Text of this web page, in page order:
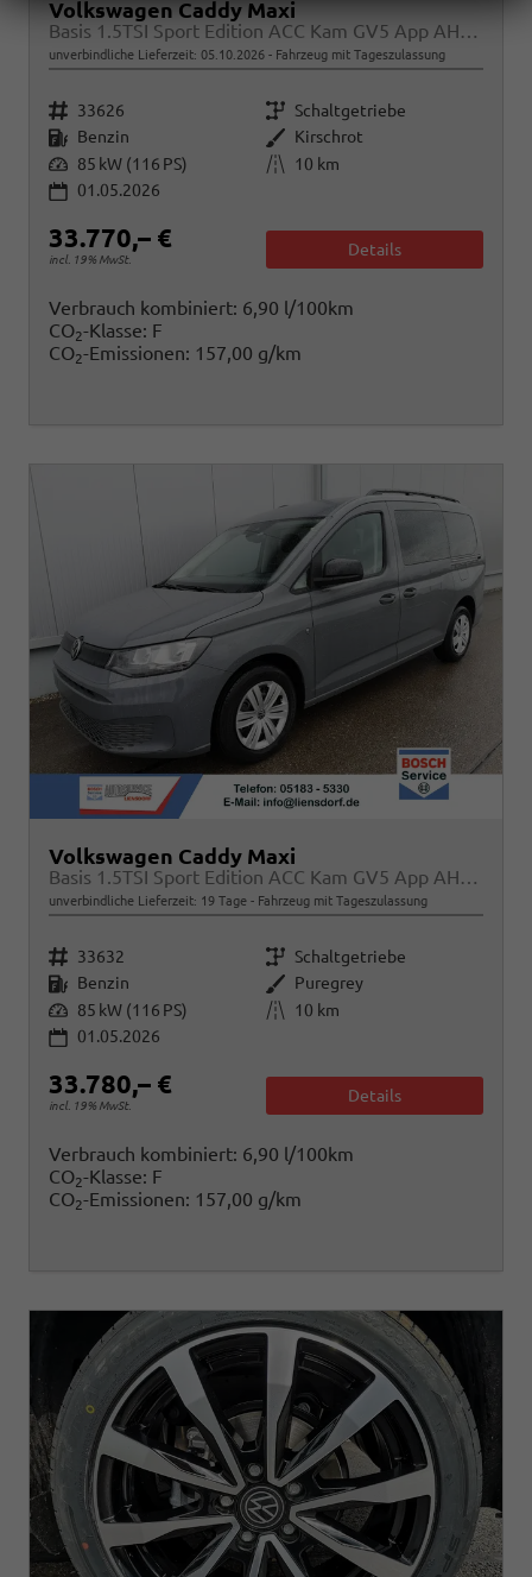
Volkswagen Caddy Maxi
Basis 1.5TSI Sport Edition ACC Kam GV5 App AHK Reling
unverbindliche Lieferzeit: 05.10.2026 Fahrzeug mit Tageszulassung
Fahrzeugnr. 33626 Getriebe Schaltgetriebe
Kraftstoff Benzin Außenfarbe Kirschrot
Leistung 85 kW (116 PS) Kilometerstand
10 km
01.05.2026
33.770,– €
incl. 19% MwSt.
Details
Verbrauch kombiniert: 6,90 l/100km
CO2-Klasse: F
CO2-Emissionen: 157,00 g/km
Volkswagen Caddy Maxi
Basis 1.5TSI Sport Edition ACC Kam GV5 App AHK Reling
unverbindliche Lieferzeit: 19 Tage Fahrzeug mit Tageszulassung
Fahrzeugnr. 33632 Getriebe Schaltgetriebe
Kraftstoff Benzin Außenfarbe Puregrey
Leistung 85 kW (116 PS) Kilometerstand
10 km
01.05.2026
33.780,– €
incl. 19% MwSt.
Details
Verbrauch kombiniert: 6,90 l/100km
CO2-Klasse: F
CO2-Emissionen: 157,00 g/km